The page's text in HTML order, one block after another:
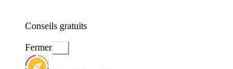
Conseils gratuits
Fermer